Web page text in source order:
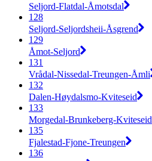
Seljord-Flatdal-Åmotsdal
128
Seljord-Seljordsheii-Åsgrend
129
Åmot-Seljord
131
Vrådal-Nissedal-Treungen-Åmli
132
Dalen-Høydalsmo-Kviteseid
133
Morgedal-Brunkeberg-Kviteseid
135
Fjalestad-Fjone-Treungen
136